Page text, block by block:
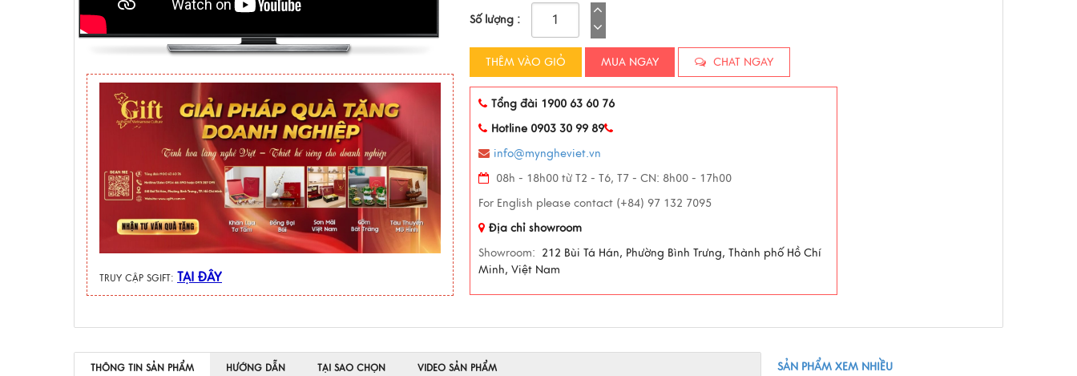
TRUY CẬP SGIFT: TẠI ĐÂY
Số lượng :
THÊM VÀO GIỎ MUA NGAY CHAT NGAY
Tổng đài 1900 63 60 76
Hotline 0903 30 99 89
info@myngheviet.vn
08h - 18h00 từ T2 - T6, T7 - CN: 8h00 - 17h00
For English please contact (+84) 97 132 7095
Địa chỉ showroom
Showroom: 212 Bùi Tá Hán, Phường Bình Trưng, Thành phố Hồ Chí
Minh, Việt Nam
THÔNG TIN SẢN PHẨM HƯỚNG DẪN TẠI SAO CHỌN VIDEO SẢN PHẨM SẢN PHẨM XEM NHIỀU